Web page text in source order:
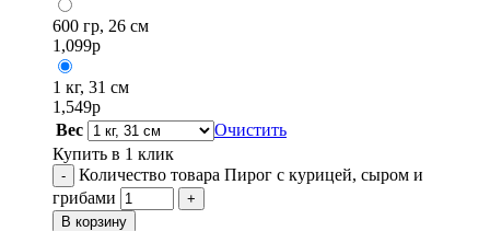
600 гр, 26 см
1,099р
1 кг, 31 см
1,549р
Вес
Очистить
Купить в 1 клик
-
Количество товара Пирог с курицей, сыром и
грибами
+
В корзину